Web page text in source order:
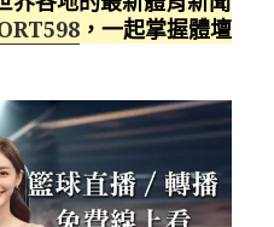
，一起掌握體壇